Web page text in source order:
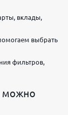
вклады,
выбрать
фильтров,
можно